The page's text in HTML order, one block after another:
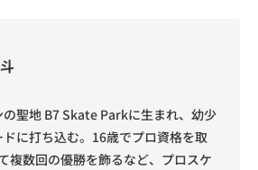
の聖地 B7 Skate Parkに生まれ、幼少
に打ち込む。16歳でプロ資格を取
複数回の優勝を飾るなど、プロスケ